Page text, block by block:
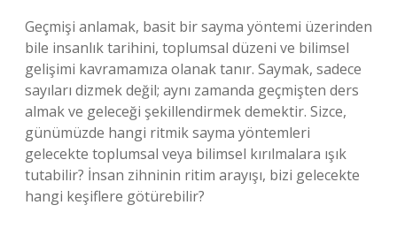
Geçmişi anlamak, basit bir sayma yöntemi üzerinden
bile insanlık tarihini, toplumsal düzeni ve bilimsel
gelişimi kavramamıza olanak tanır. Saymak, sadece
sayıları dizmek değil; aynı zamanda geçmişten ders
almak ve geleceği şekillendirmek demektir. Sizce,
günümüzde hangi ritmik sayma yöntemleri
gelecekte toplumsal veya bilimsel kırılmalara ışık
tutabilir? İnsan zihninin ritim arayışı, bizi gelecekte
hangi keşiflere götürebilir?